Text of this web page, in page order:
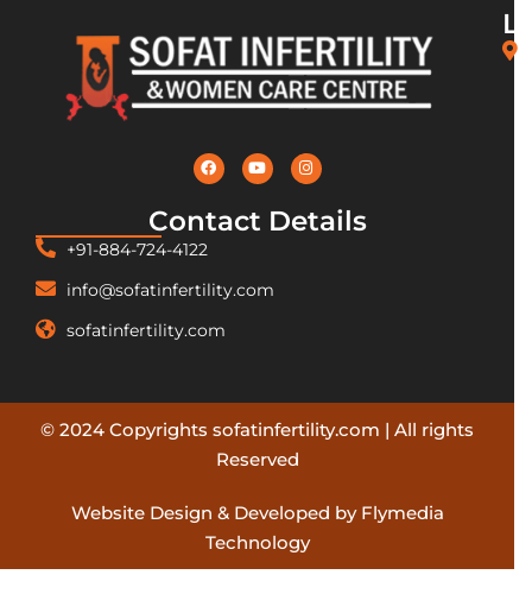
Contact Details
+91-884-724-4122
info@sofatinfertility.com
sofatinfertility.com
© 2024 Copyrights sofatinfertility.com | All rights
Reserved
Website Design & Developed by Flymedia
Technology